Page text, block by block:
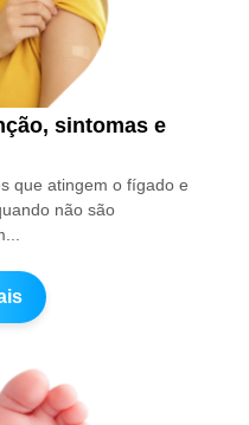
sintomas e
que atingem o fígado e
não são